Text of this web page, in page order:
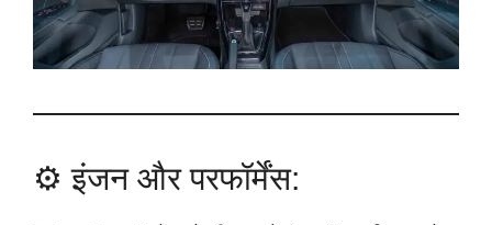
⚙️ इंजन और परफॉर्मेंस: